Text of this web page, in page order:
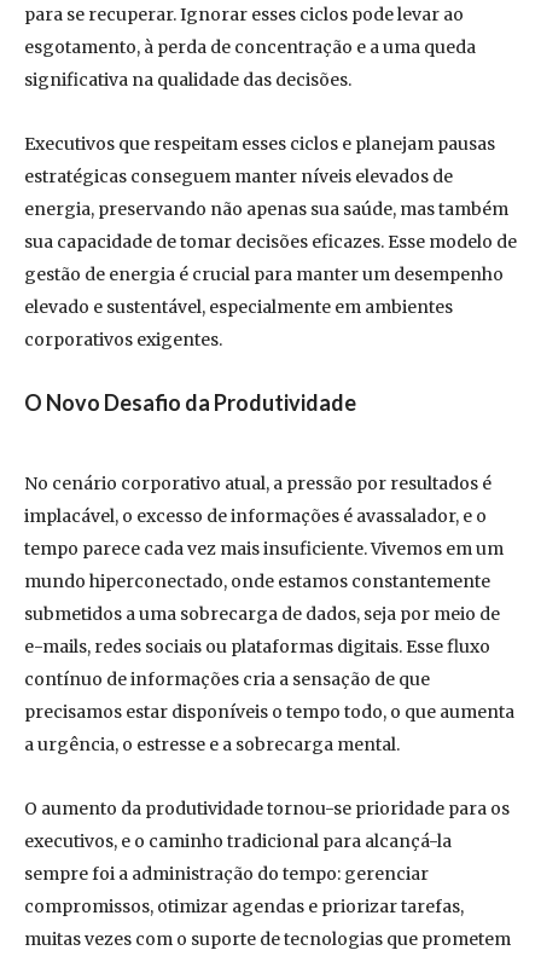
para se recuperar. Ignorar esses ciclos pode levar ao
esgotamento, à perda de concentração e a uma queda
significativa na qualidade das decisões.
Executivos que respeitam esses ciclos e planejam pausas
estratégicas conseguem manter níveis elevados de
energia, preservando não apenas sua saúde, mas também
sua capacidade de tomar decisões eficazes. Esse modelo de
gestão de energia é crucial para manter um desempenho
elevado e sustentável, especialmente em ambientes
corporativos exigentes.
O Novo Desafio da Produtividade
No cenário corporativo atual, a pressão por resultados é
implacável, o excesso de informações é avassalador, e o
tempo parece cada vez mais insuficiente. Vivemos em um
mundo hiperconectado, onde estamos constantemente
submetidos a uma sobrecarga de dados, seja por meio de
e-mails, redes sociais ou plataformas digitais. Esse fluxo
contínuo de informações cria a sensação de que
precisamos estar disponíveis o tempo todo, o que aumenta
a urgência, o estresse e a sobrecarga mental.
O aumento da produtividade tornou-se prioridade para os
executivos, e o caminho tradicional para alcançá-la
sempre foi a administração do tempo: gerenciar
compromissos, otimizar agendas e priorizar tarefas,
muitas vezes com o suporte de tecnologias que prometem